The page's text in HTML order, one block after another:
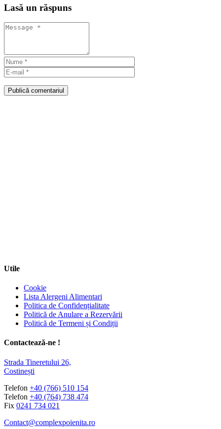
Lasă un răspuns
Publică comentariul
Utile
Cookie
Lista Alergeni Alimentari
Politica de Confidențialitate
Politică de Anulare a Rezervării
Politică de Termeni și Condiții
Contactează-ne !
Strada Tineretului 26,
Costinești
Telefon +40 (766) 510 154
Telefon +40 (764) 738 474
Fix 0241 734 021
Contact@complexpoienita.ro